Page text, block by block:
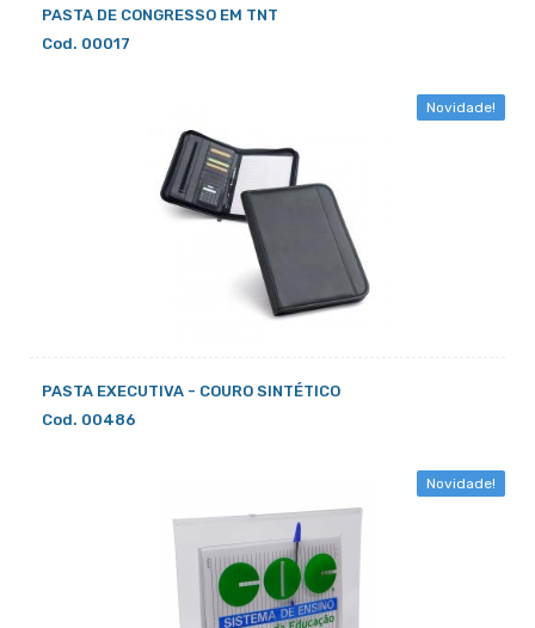
PASTA DE CONGRESSO EM TNT
Cod. 00017
Novidade!
PASTA EXECUTIVA - COURO SINTÉTICO
Cod. 00486
Novidade!